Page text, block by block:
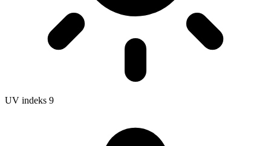
UV indeks 9